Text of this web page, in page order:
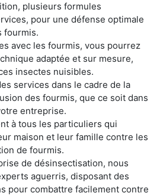
plusieurs formules
pour une défense optimale
fourmis.
avec les fourmis, vous pourrez
adaptée et sur mesure,
insectes nuisibles.
services dans le cadre de la
des fourmis, que ce soit dans
entreprise.
à tous les particuliers qui
maison et leur famille contre les
de fourmis.
de désinsectisation, nous
aguerris, disposant des
pour combattre facilement contre